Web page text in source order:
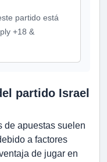
partido está
+18 &
partido Israel
de apuestas suelen
a factores
de jugar en